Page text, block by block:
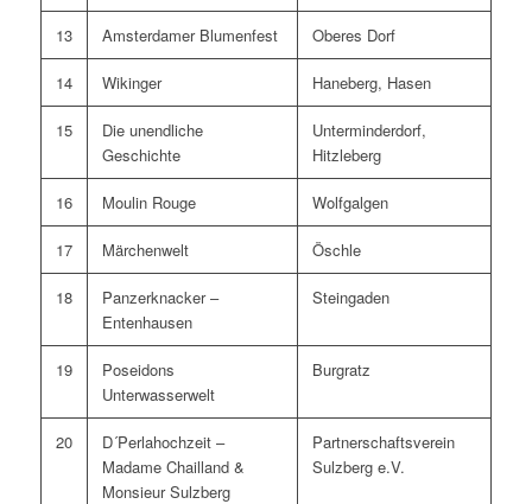
13 Amsterdamer Blumenfest Oberes Dorf
14 Wikinger Haneberg, Hasen
15
Die unendliche
Geschichte
Unterminderdorf,
Hitzleberg
16 Moulin Rouge Wolfgalgen
17 Märchenwelt Öschle
18
Panzerknacker –
Entenhausen
Steingaden
19
Poseidons
Unterwasserwelt
Burgratz
20
D´Perlahochzeit –
Madame Chailland &
Monsieur Sulzberg
Partnerschaftsverein
Sulzberg e.V.